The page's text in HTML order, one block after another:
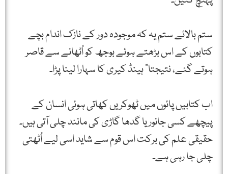
ستم بالائے ستم یہ کہ موجودہ دور کے نازک اندام بچے
کتابوں کے اس بڑھتے ہوئے بوجھ کو اُٹھانے سے قاصر
ہوتے گئے، نتیجتا” ہینڈ کیری کا سہارا لینا پڑا۔
اب کتابیں پائوں میں ٹھوکریں کھاتی ہوئی انسان کے
پیچھے کسی جانور یا گدھا گاڑی کی مانند چلی آتی ہیں۔
حقیقی علم کی برکت اس قوم سے شاید اسی لیے اُٹھتی
چلی جا رہی ہے۔